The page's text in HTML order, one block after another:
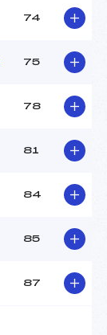
74
75
78
81
84
85
87